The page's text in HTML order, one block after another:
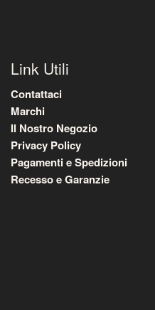
Link Utili
Contattaci
Marchi
Il Nostro Negozio
Privacy Policy
Pagamenti e Spedizioni
Recesso e Garanzie